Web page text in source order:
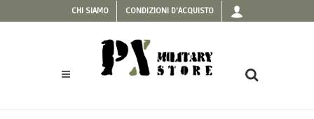
CHI SIAMO CONDIZIONI D'ACQUISTO